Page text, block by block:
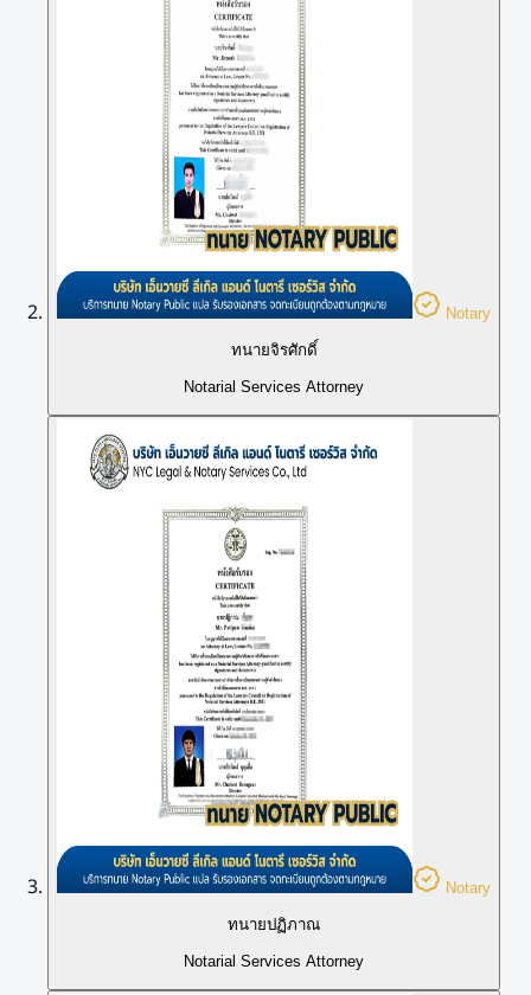
Notary
ทนายจิรศักดิ์
Notarial Services Attorney
Notary
ทนายปฏิภาณ
Notarial Services Attorney